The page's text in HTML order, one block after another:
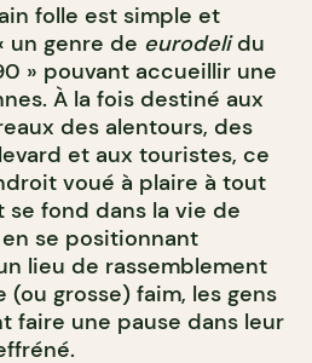
folle est simple et
un genre de eurodelidu
» pouvant accueillir une
À la fois destiné aux
des alentours, des
et aux touristes, ce
voué à plaire à tout
se fond dans la vie de
se positionnant
lieu de rassemblement
(ou grosse) faim, les gens
faire une pause dans leur